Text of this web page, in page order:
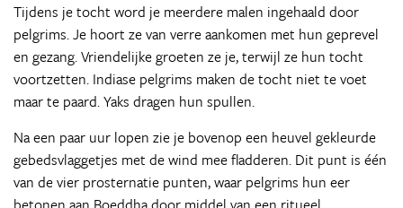
Tijdens je tocht word je meerdere malen ingehaald door
pelgrims. Je hoort ze van verre aankomen met hun geprevel
en gezang. Vriendelijke groeten ze je, terwijl ze hun tocht
voortzetten. Indiase pelgrims maken de tocht niet te voet
maar te paard. Yaks dragen hun spullen.
Na een paar uur lopen zie je bovenop een heuvel gekleurde
gebedsvlaggetjes met de wind mee fladderen. Dit punt is één
van de vier prosternatie punten, waar pelgrims hun eer